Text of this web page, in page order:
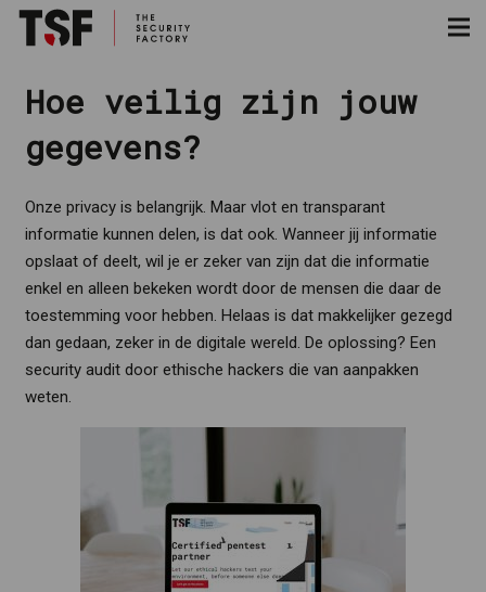
Hoe veilig zijn jouw
gegevens?
Onze privacy is belangrijk. Maar vlot en transparant
informatie kunnen delen, is dat ook. Wanneer jij informatie
opslaat of deelt, wil je er zeker van zijn dat die informatie
enkel en alleen bekeken wordt door de mensen die daar de
toestemming voor hebben. Helaas is dat makkelijker gezegd
dan gedaan, zeker in de digitale wereld. De oplossing? Een
security audit door ethische hackers die van aanpakken
weten.